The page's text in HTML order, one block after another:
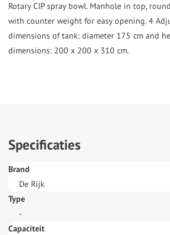
Rotary CIP spray bowl. Manhole in top,
with counter weight for easy opening. 4
dimensions of tank: diameter 175 cm and
dimensions: 200 x 200 x 310 cm.
Specificaties
Brand
De Rijk
Type
-
Capaciteit